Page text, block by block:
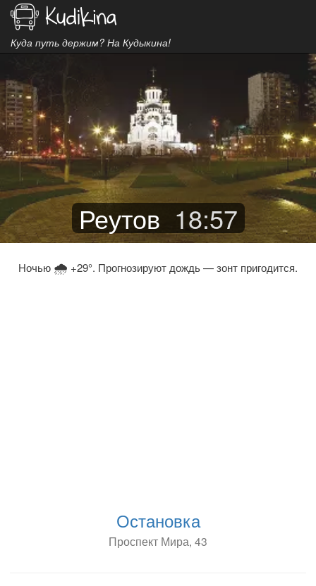
Куда путь держим? На Кудыкина!
Реутов 18:57
Ночью 🌧 +29°. Прогнозируют дождь — зонт пригодится.
Остановка
Проспект Мира, 43